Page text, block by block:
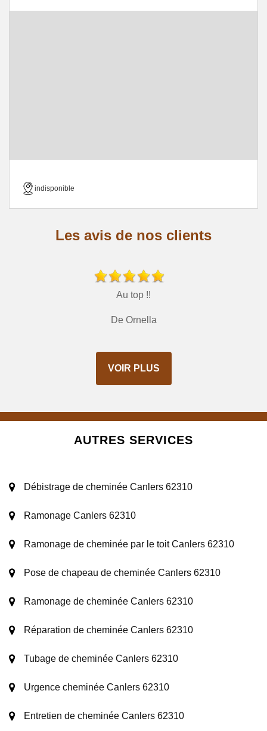
indisponible
Les avis de nos clients
Au top !!
De Ornella
VOIR PLUS
AUTRES SERVICES
Débistrage de cheminée Canlers 62310
Ramonage Canlers 62310
Ramonage de cheminée par le toit Canlers 62310
Pose de chapeau de cheminée Canlers 62310
Ramonage de cheminée Canlers 62310
Réparation de cheminée Canlers 62310
Tubage de cheminée Canlers 62310
Urgence cheminée Canlers 62310
Entretien de cheminée Canlers 62310